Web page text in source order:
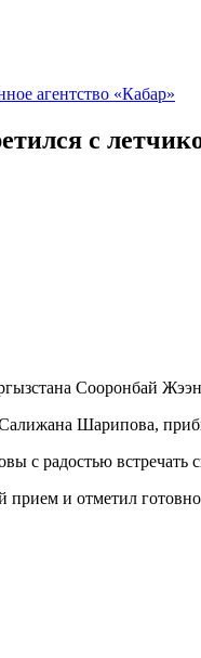
с
Сооронбай
Салижана Шарипова,
с радостью встречать
и отметил